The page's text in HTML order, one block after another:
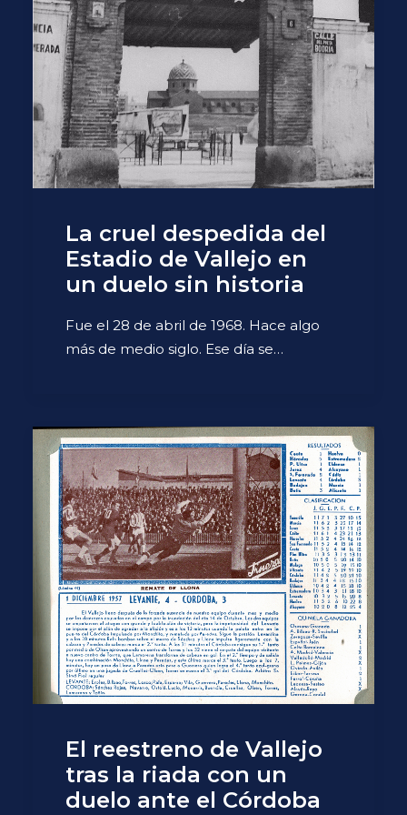
La cruel despedida del
Estadio de Vallejo en
un duelo sin historia
Fue el 28 de abril de 1968. Hace algo
más de medio siglo. Ese día se…
El reestreno de Vallejo
tras la riada con un
duelo ante el Córdoba